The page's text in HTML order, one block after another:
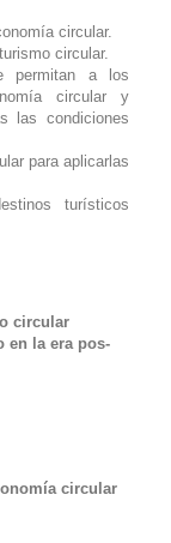
circular.
circular.
permitan a los
circular y
las condiciones
para aplicarlas
turísticos
circular
en la era pos-
circular